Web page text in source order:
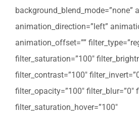
background_blend_mode=”none”
animation_direction=”left”
animation_offset=””
filter_saturation=”100″
filter_contrast=”100″
filter_opacity=”100″ filter_blur=”0″
filter_saturation_hover=”100″